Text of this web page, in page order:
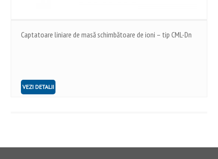
Captatoare liniare de masă schimbătoare de ioni – tip CML-Dn
VEZI DETALII